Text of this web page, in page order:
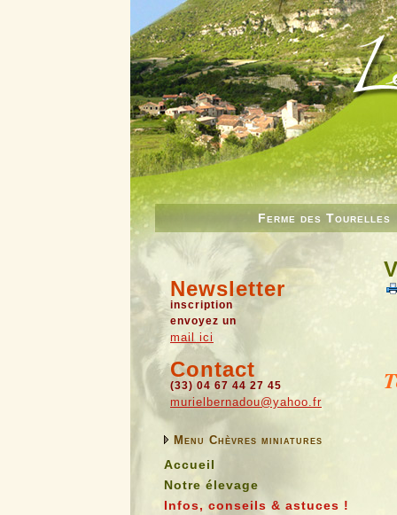
Ferme des Tourelles
Newsletter
inscription
envoyez un
mail ici
Contact
(33) 04 67 44 27 45
murielbernadou@yahoo.fr
Menu Chèvres miniatures
Accueil
Notre élevage
Infos, conseils & astuces !